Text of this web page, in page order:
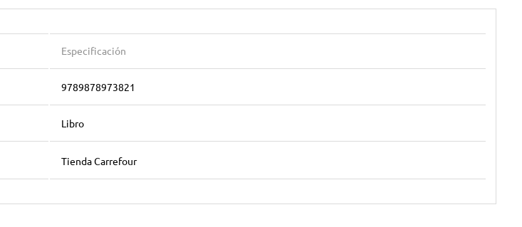
Especificación
9789878973821
Libro
Tienda Carrefour